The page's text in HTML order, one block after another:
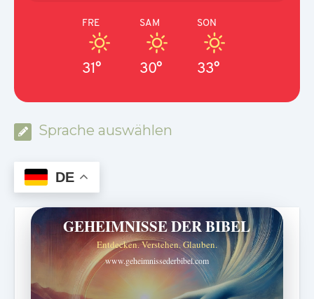
FRE
31°
SAM
30°
SON
33°
Sprache auswählen
DE
GEHEIMNISSE DER BIBEL
Entdecken. Verstehen. Glauben.
www.geheimnissederbibel.com